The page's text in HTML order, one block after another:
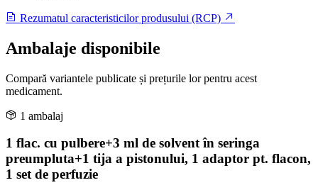
Rezumatul caracteristicilor produsului (RCP)
Ambalaje disponibile
Compară variantele publicate și prețurile lor pentru acest
medicament.
1 ambalaj
1 flac. cu pulbere+3 ml de solvent în seringa
preumpluta+1 tija a pistonului, 1 adaptor pt. flacon,
1 set de perfuzie